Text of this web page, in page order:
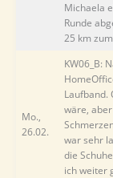
Michaela
Runde
25 km
Mo.,
26.02.
KW06_B:
Laufband.
wäre,
war sehr
die
ich weiter